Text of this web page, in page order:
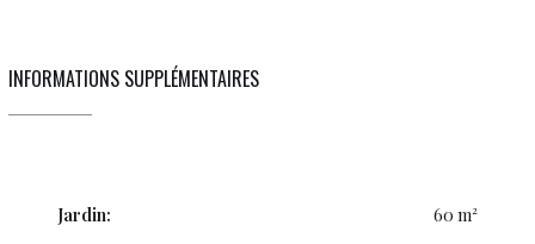
INFORMATIONS SUPPLÉMENTAIRES
Jardin: 60 m²